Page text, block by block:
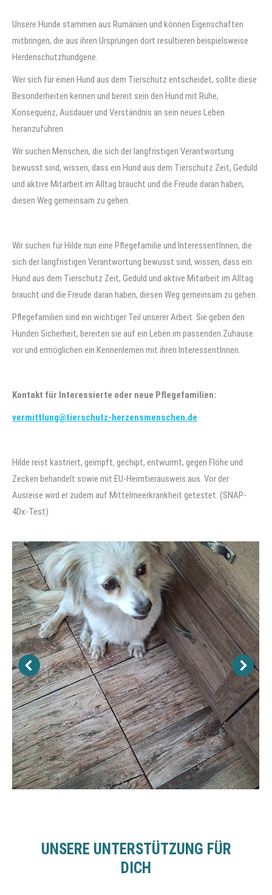
Unsere Hunde stammen aus Rumänien und können Eigenschaften
mitbringen, die aus ihren Ursprüngen dort resultieren beispielsweise
Herdenschutzhundgene.
Wer sich für einen Hund aus dem Tierschutz entscheidet, sollte diese
Besonderheiten kennen und bereit sein den Hund mit Ruhe,
Konsequenz, Ausdauer und Verständnis an sein neues Leben
heranzuführen.
Wir suchen Menschen, die sich der langfristigen Verantwortung
bewusst sind, wissen, dass ein Hund aus dem Tierschutz Zeit, Geduld
und aktive Mitarbeit im Alltag braucht und die Freude daran haben,
diesen Weg gemeinsam zu gehen.
Wir suchen für Hilde nun eine Pflegefamilie und InteressentInnen, die
sich der langfristigen Verantwortung bewusst sind, wissen, dass ein
Hund aus dem Tierschutz Zeit, Geduld und aktive Mitarbeit im Alltag
braucht und die Freude daran haben, diesen Weg gemeinsam zu gehen.
Pflegefamilien sind ein wichtiger Teil unserer Arbeit: Sie geben den
Hunden Sicherheit, bereiten sie auf ein Leben im passenden Zuhause
vor und ermöglichen ein Kennenlernen mit ihren InteressentInnen.
Kontakt für Interessierte oder neue Pflegefamilien:
vermittlung@tierschutz-herzensmenschen.de
Hilde reist kastriert, geimpft, gechipt, entwurmt, gegen Flöhe und
Zecken behandelt sowie mit EU-Heimtierausweis aus. Vor der
Ausreise wird er zudem auf Mittelmeerkrankheit getestet. (SNAP-
4Dx-Test)
UNSERE UNTERSTÜTZUNG FÜR
DICH